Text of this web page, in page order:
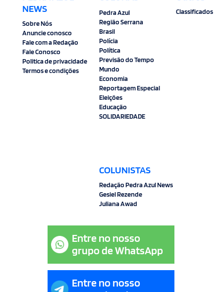
NEWS
Sobre Nós
Anuncie conosco
Fale com a Redação
Fale Conosco
Politica de privacidade
Termos e condições
Pedra Azul
Região Serrana
Brasil
Polícia
Política
Previsão do Tempo
Mundo
Economia
Reportagem Especial
Eleições
Educação
SOLIDARIEDADE
COLUNISTAS
Redação Pedra Azul News
Gesiel Rezende
Juliana Awad
Classificados
Entre no nosso
grupo de WhatsApp
Entre no nosso